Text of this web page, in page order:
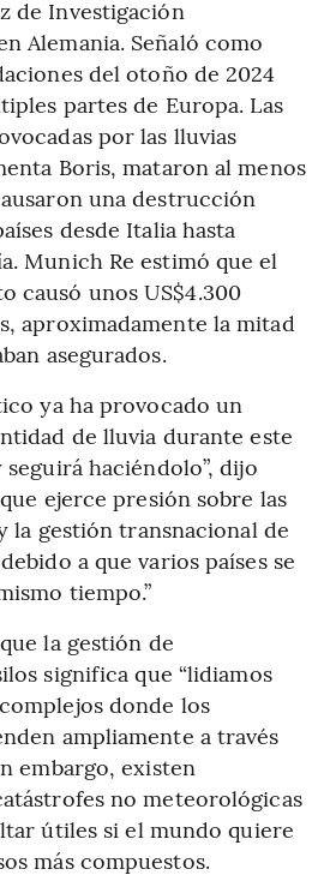
de Investigación
Alemania. Señaló como
del otoño de 2024
partes de Europa. Las
por las lluvias
Boris, mataron al menos
una destrucción
desde Italia hasta
Munich Re estimó que el
causó unos US$4.300
aproximadamente la mitad
asegurados.
ya ha provocado un
de lluvia durante este
haciéndolo”, dijo
ejerce presión sobre las
la gestión transnacional de
a que varios países se
tiempo.”
la gestión de
significa que “lidiamos
donde los
ampliamente a través
embargo, existen
no meteorológicas
útiles si el mundo quiere
más compuestos.